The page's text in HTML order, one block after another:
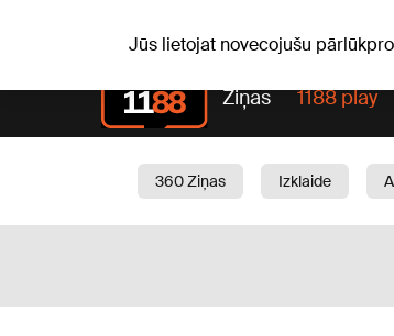
Jūs lietojat novecojušu
Ziņas 1188 play
360 Ziņas Izklaide